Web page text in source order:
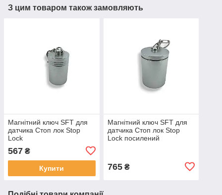
З цим товаром також замовляють
Магнітний ключ SFT для
датчика Стоп лок Stop
Lock
567 ₴
Купити
Магнітний ключ SFT для
датчика Стоп лок Stop
Lock посилений
765₴